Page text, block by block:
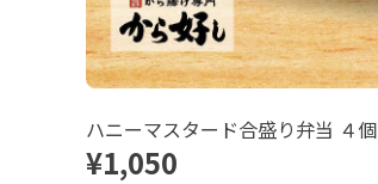
ハニーマスタード合盛り弁当 ４個
¥1,050